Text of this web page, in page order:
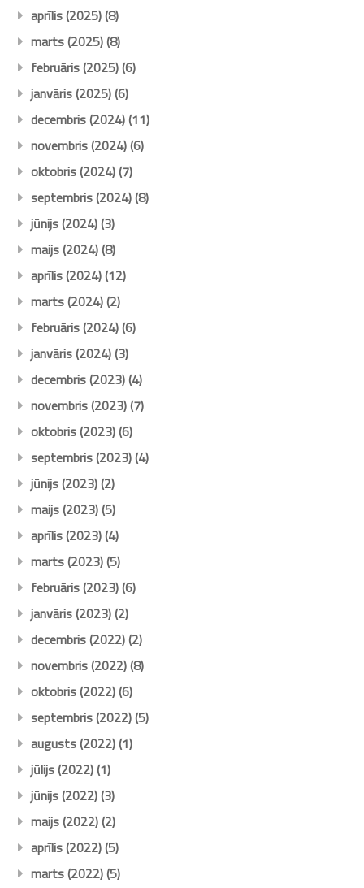
aprīlis (2025)(8)
marts (2025)(8)
februāris (2025)(6)
janvāris (2025)(6)
decembris (2024)(11)
novembris (2024)(6)
oktobris (2024)(7)
septembris (2024)(8)
jūnijs (2024)(3)
maijs (2024)(8)
aprīlis (2024)(12)
marts (2024)(2)
februāris (2024)(6)
janvāris (2024)(3)
decembris (2023)(4)
novembris (2023)(7)
oktobris (2023)(6)
septembris (2023)(4)
jūnijs (2023)(2)
maijs (2023)(5)
aprīlis (2023)(4)
marts (2023)(5)
februāris (2023)(6)
janvāris (2023)(2)
decembris (2022)(2)
novembris (2022)(8)
oktobris (2022)(6)
septembris (2022)(5)
augusts (2022)(1)
jūlijs (2022)(1)
jūnijs (2022)(3)
maijs (2022)(2)
aprīlis (2022)(5)
marts (2022)(5)